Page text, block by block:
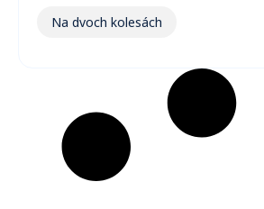
Na dvoch kolesách